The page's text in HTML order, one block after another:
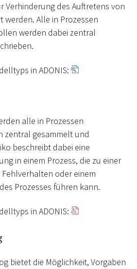
Verhinderung des Auftretens von
werden. Alle in Prozessen
werden dabei zentral
in ADONIS:
alle in Prozessen
zentral gesammelt und
beschreibt dabei eine
in einem Prozess, die zu einer
oder einem
Prozesses führen kann.
in ADONIS:
bietet die Möglichkeit, Vorgaben